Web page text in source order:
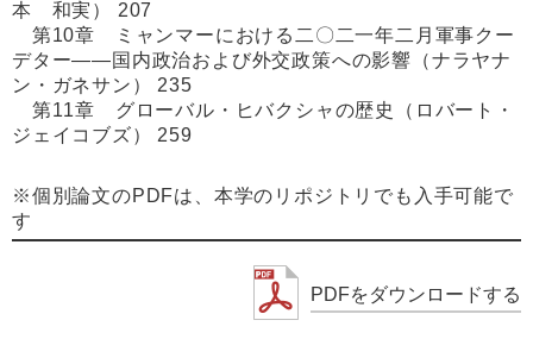
本 和実） 207
第10章 ミャンマーにおける二〇二一年二月軍事クー
デター――国内政治および外交政策への影響（ナラヤナ
ン・ガネサン） 235
第11章 グローバル・ヒバクシャの歴史（ロバート・
ジェイコブズ） 259
※個別論文のPDFは、本学のリポジトリでも入手可能で
す
PDFをダウンロードする